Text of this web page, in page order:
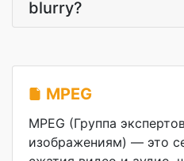
blurry?
MPEG
MPEG (Группа
изображениям) — это